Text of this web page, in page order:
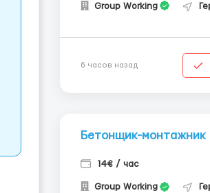
Group Working
6 часов назад
Бетонщик-монтажник
14€ / час
Group Working